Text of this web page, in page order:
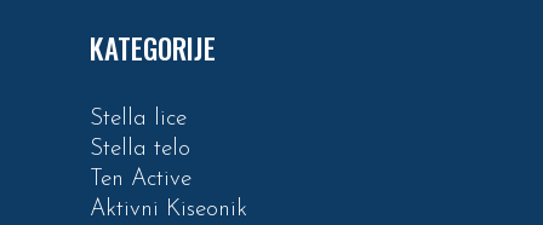
KATEGORIJE
Stella lice
Stella telo
Ten Active
Aktivni Kiseonik